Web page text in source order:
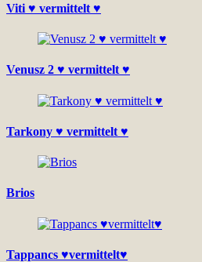
Viti ♥ vermittelt ♥
Venusz 2 ♥ vermittelt ♥
Tarkony ♥ vermittelt ♥
Brios
Tappancs ♥vermittelt♥